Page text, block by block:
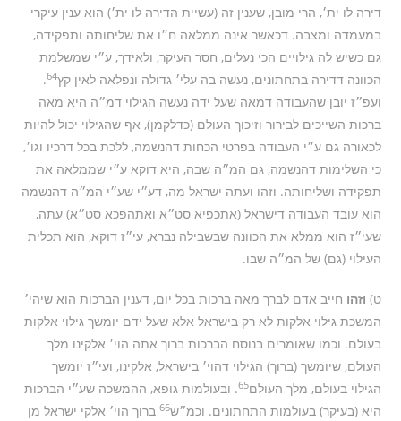
דירה לו ית׳, הרי מובן, שענין זה (עשיית הדירה לו ית׳) הוא ענין עיקרי
במעמדה ומצבה. דכאשר אינה ממלאה ח״ו את שליחותה ותפקידה,
גם כשיש לה גילויים הכי נעלים, חסר העיקר, ולאידך, ע״י שמשלמת
הכוונה דדירה בתחתונים, נעשה בה עלי׳ גדולה ונפלאה לאין קץ64
.
ועפ״ז יובן שהעבודה דמאה שעל ידה נעשה הגילוי דמ״ה היא מאה
ברכות השייכים לבירור וזיכוך העולם (כדלקמן), אף שהגילוי יכול להיות
לכאורה גם ע״י העבודה בפרטי הכחות דהנשמה, ללכת בכל דרכיו וגו׳,
כי השלימות דהנשמה, גם המ״ה שבה, היא דוקא ע״י שממלאה את
תפקידה ושליחותה. וזהו ועתה ישראל מה, דע״י שע״י המ״ה דהנשמה
הוא עובד העבודה דישראל (אתכפיא סט״א ואתהפכא סט״א) עתה,
שעי״ז הוא ממלא את הכוונה שבשבילה נברא, עי״ז דוקא, הוא תכלית
העילוי (גם) של המ״ה שבו.
ט) וזהו חייב אדם לברך מאה ברכות בכל יום, דענין הברכות הוא שיהי׳
המשכת גילוי אלקות לא רק בישראל אלא שעל ידם יומשך גילוי אלקות
בעולם. וכמו שאומרים בנוסח הברכות ברוך אתה הוי׳ אלקינו מלך
העולם, שיומשך (ברוך) הגילוי דהוי׳ בישראל, אלקינו, ועי״ז יומשך
הגילוי בעולם, מלך העולם65. ובעולמות גופא, ההמשכה שע״י הברכות
היא (בעיקר) בעולמות התחתונים. וכמ״ש66 ברוך הוי׳ אלקי ישראל מן